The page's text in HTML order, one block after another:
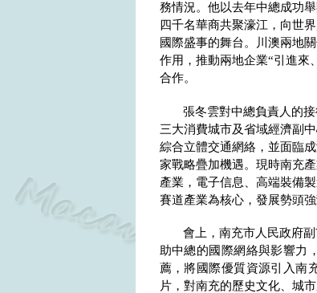
務情況。他以去年中總成功
四千名華商共聚濠江，向世
國際盛事的舞台。川澳兩地
作用，推動兩地企業“引進來
合作。
張冬雲對中總負責人的
三大消費城市及省域經濟副
綜合立體交通網絡，並面臨
家戰略疊加機遇。現時南充
產業，電子信息、高端裝備
賽道產業為核心，發展勢頭強
會上，南充市人民政府
助中總的國際網絡與影響力
薦，將國際優質資源引入南
片，對南充的歷史文化、城